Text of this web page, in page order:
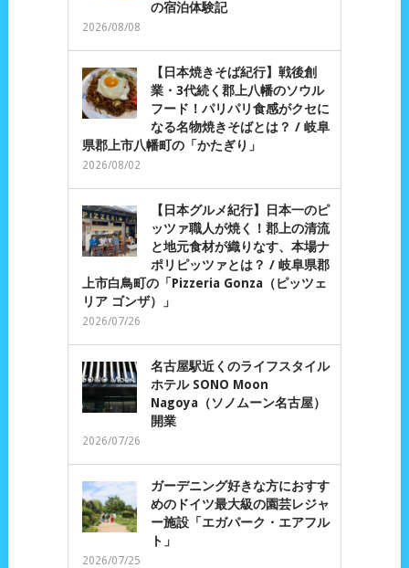
の宿泊体験記
2026/08/08
【日本焼きそば紀行】戦後創
業・3代続く郡上八幡のソウル
フード！パリパリ食感がクセに
なる名物焼きそばとは？ / 岐阜
県郡上市八幡町の「かたぎり」
2026/08/02
【日本グルメ紀行】日本一のピ
ッツァ職人が焼く！郡上の清流
と地元食材が織りなす、本場ナ
ポリピッツァとは？ / 岐阜県郡
上市白鳥町の「Pizzeria Gonza（ピッツェ
リア ゴンザ）」
2026/07/26
名古屋駅近くのライフスタイル
ホテル SONO Moon
Nagoya（ソノムーン名古屋）
開業
2026/07/26
ガーデニング好きな方におすす
めのドイツ最大級の園芸レジャ
ー施設「エガパーク・エアフル
ト」
2026/07/25